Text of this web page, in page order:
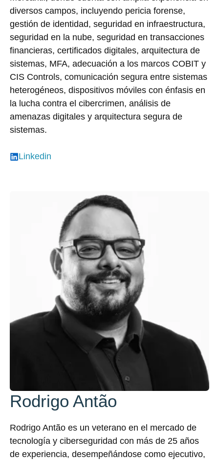
diversos campos, incluyendo pericia forense,
gestión de identidad, seguridad en infraestructura,
seguridad en la nube, seguridad en transacciones
financieras, certificados digitales, arquitectura de
sistemas, MFA, adecuación a los marcos COBIT y
CIS Controls, comunicación segura entre sistemas
heterogéneos, dispositivos móviles con énfasis en
la lucha contra el cibercrimen, análisis de
amenazas digitales y arquitectura segura de
sistemas.
Linkedin
Rodrigo Antão
Rodrigo Antão es un veterano en el mercado de
tecnología y ciberseguridad con más de 25 años
de experiencia, desempeñándose como ejecutivo,